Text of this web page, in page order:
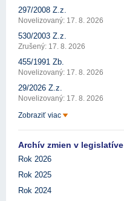
297/2008 Z.z.
Novelizovaný: 17. 8. 2026
530/2003 Z.z.
Zrušený: 17. 8. 2026
455/1991 Zb.
Novelizovaný: 17. 8. 2026
29/2026 Z.z.
Novelizovaný: 17. 8. 2026
Zobraziť viac
Archív zmien v legislatíve
Rok 2026
Rok 2025
Rok 2024